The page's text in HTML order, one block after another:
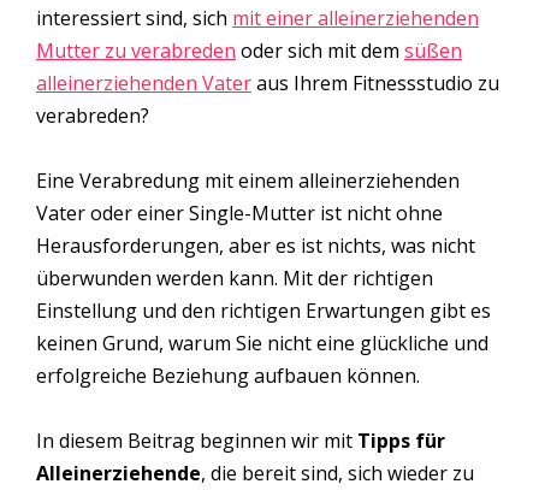
interessiert sind, sich mit einer alleinerziehenden
Mutter zu verabreden oder sich mit dem süßen
alleinerziehenden Vateraus Ihrem Fitnessstudio zu
verabreden?
Eine Verabredung mit einem alleinerziehenden
Vater oder einer Single-Mutter ist nicht ohne
Herausforderungen, aber es ist nichts, was nicht
überwunden werden kann. Mit der richtigen
Einstellung und den richtigen Erwartungen gibt es
keinen Grund, warum Sie nicht eine glückliche und
erfolgreiche Beziehung aufbauen können.
In diesem Beitrag beginnen wir mit Tipps für
Alleinerziehende, die bereit sind, sich wieder zu